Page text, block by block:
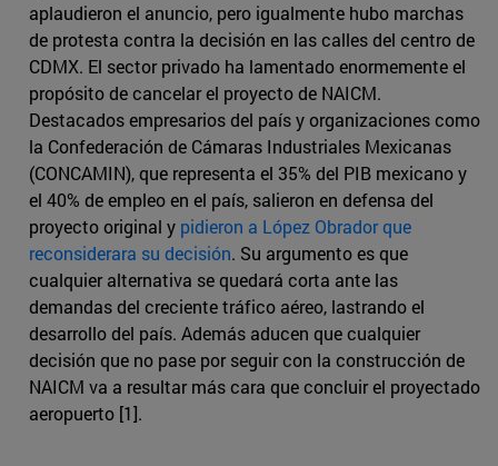
aplaudieron el anuncio, pero igualmente hubo marchas
de protesta contra la decisión en las calles del centro de
CDMX. El sector privado ha lamentado enormemente el
propósito de cancelar el proyecto de NAICM.
Destacados empresarios del país y organizaciones como
la Confederación de Cámaras Industriales Mexicanas
(CONCAMIN), que representa el 35% del PIB mexicano y
el 40% de empleo en el país, salieron en defensa del
proyecto original y pidieron a López Obrador que
reconsiderara su decisión. Su argumento es que
cualquier alternativa se quedará corta ante las
demandas del creciente tráfico aéreo, lastrando el
desarrollo del país. Además aducen que cualquier
decisión que no pase por seguir con la construcción de
NAICM va a resultar más cara que concluir el proyectado
aeropuerto [1].